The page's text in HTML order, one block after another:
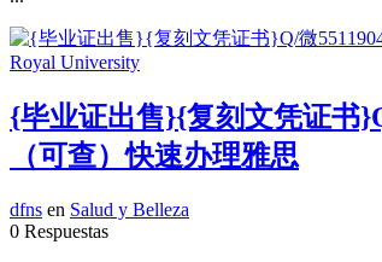
{毕业证出售}{复刻文凭证书
（可查）快速办理雅思
dfns en Salud y Belleza
0 Respuestas